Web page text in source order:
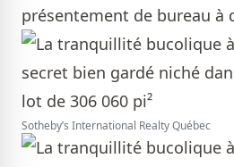
présentement de bureau à
Sotheby’s International Realty Québec